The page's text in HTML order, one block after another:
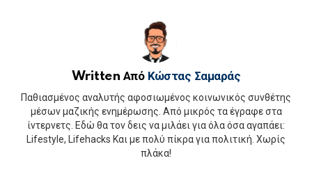
Written Από Κώστας Σαμαράς
Παθιασμένος αναλυτής αφοσιωμένος κοινωνικός συνθέτης
μέσων μαζικής ενημέρωσης. Από μικρός τα έγραφε στα
ίντερνετς. Εδώ θα τον δεις να μιλάει για όλα όσα αγαπάει:
Lifestyle, Lifehacks Και με πολύ πίκρα για πολιτική. Χωρίς
πλάκα!